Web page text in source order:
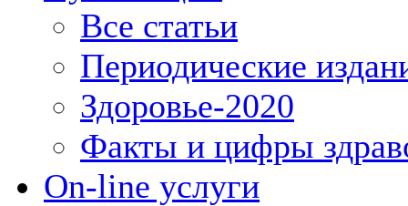
Все статьи
Периодические
Здоровье-2020
Факты и цифры
On-line услуги